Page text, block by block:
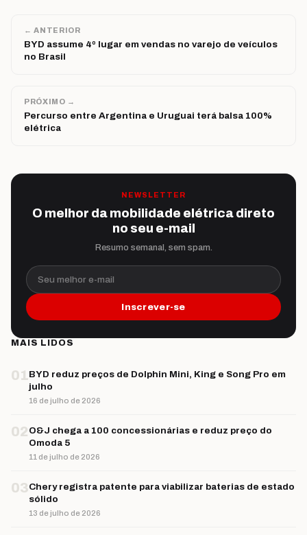
← ANTERIOR
BYD assume 4º lugar em vendas no varejo de veículos
no Brasil
PRÓXIMO →
Percurso entre Argentina e Uruguai terá balsa 100%
elétrica
NEWSLETTER
O melhor da mobilidade elétrica direto
no seu e-mail
Resumo semanal, sem spam.
Seu melhor e-mail
Inscrever-se
MAIS LIDOS
01BYD reduz preços de Dolphin Mini, King e Song Pro em
julho
16 de julho de 2026
02 O&J chega a 100 concessionárias e reduz preço do
Omoda 5
11 de julho de 2026
03Chery registra patente para viabilizar baterias de estado
sólido
13 de julho de 2026